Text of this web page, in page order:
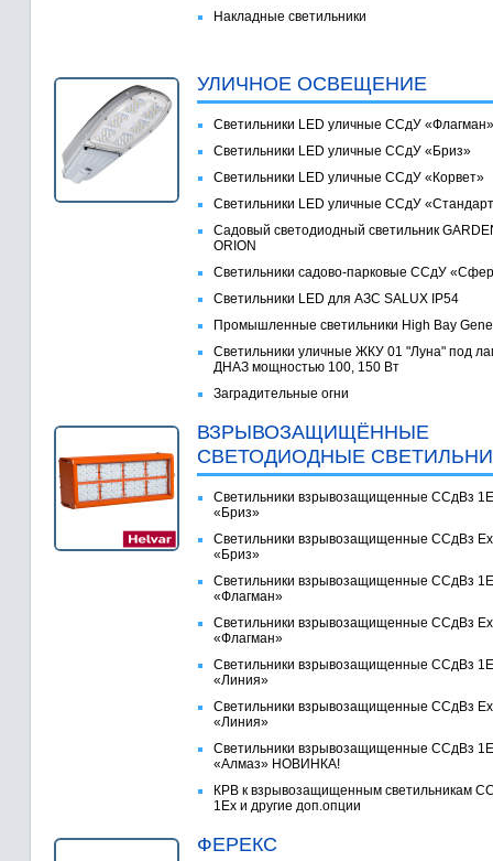
Накладные светильники
УЛИЧНОЕ ОСВЕЩЕНИЕ
Светильники LED уличные ССдУ «Флагман»
Светильники LED уличные ССдУ «Бриз»
Светильники LED уличные ССдУ «Корвет»
Светильники LED уличные ССдУ
Садовый светодиодный светильник
ORION
Светильники садово-парковые ССдУ
Светильники LED для АЗС SALUX IP54
Промышленные светильники High Bay
Светильники уличные ЖКУ 01 "Луна" под
ДНАЗ мощностью 100, 150 Вт
Заградительные огни
ВЗРЫВОЗАЩИЩЁННЫЕ
СВЕТОДИОДНЫЕ
Светильники взрывозащищенные ССдВз
«Бриз»
Светильники взрывозащищенные ССдВз Ex
«Бриз»
Светильники взрывозащищенные ССдВз
«Флагман»
Светильники взрывозащищенные ССдВз Ex
«Флагман»
Светильники взрывозащищенные ССдВз
«Линия»
Светильники взрывозащищенные ССдВз Ex
«Линия»
Светильники взрывозащищенные ССдВз
«Алмаз» НОВИНКА!
КРВ к взрывозащищенным светильникам
1Ex и другие доп.опции
ФЕРЕКС